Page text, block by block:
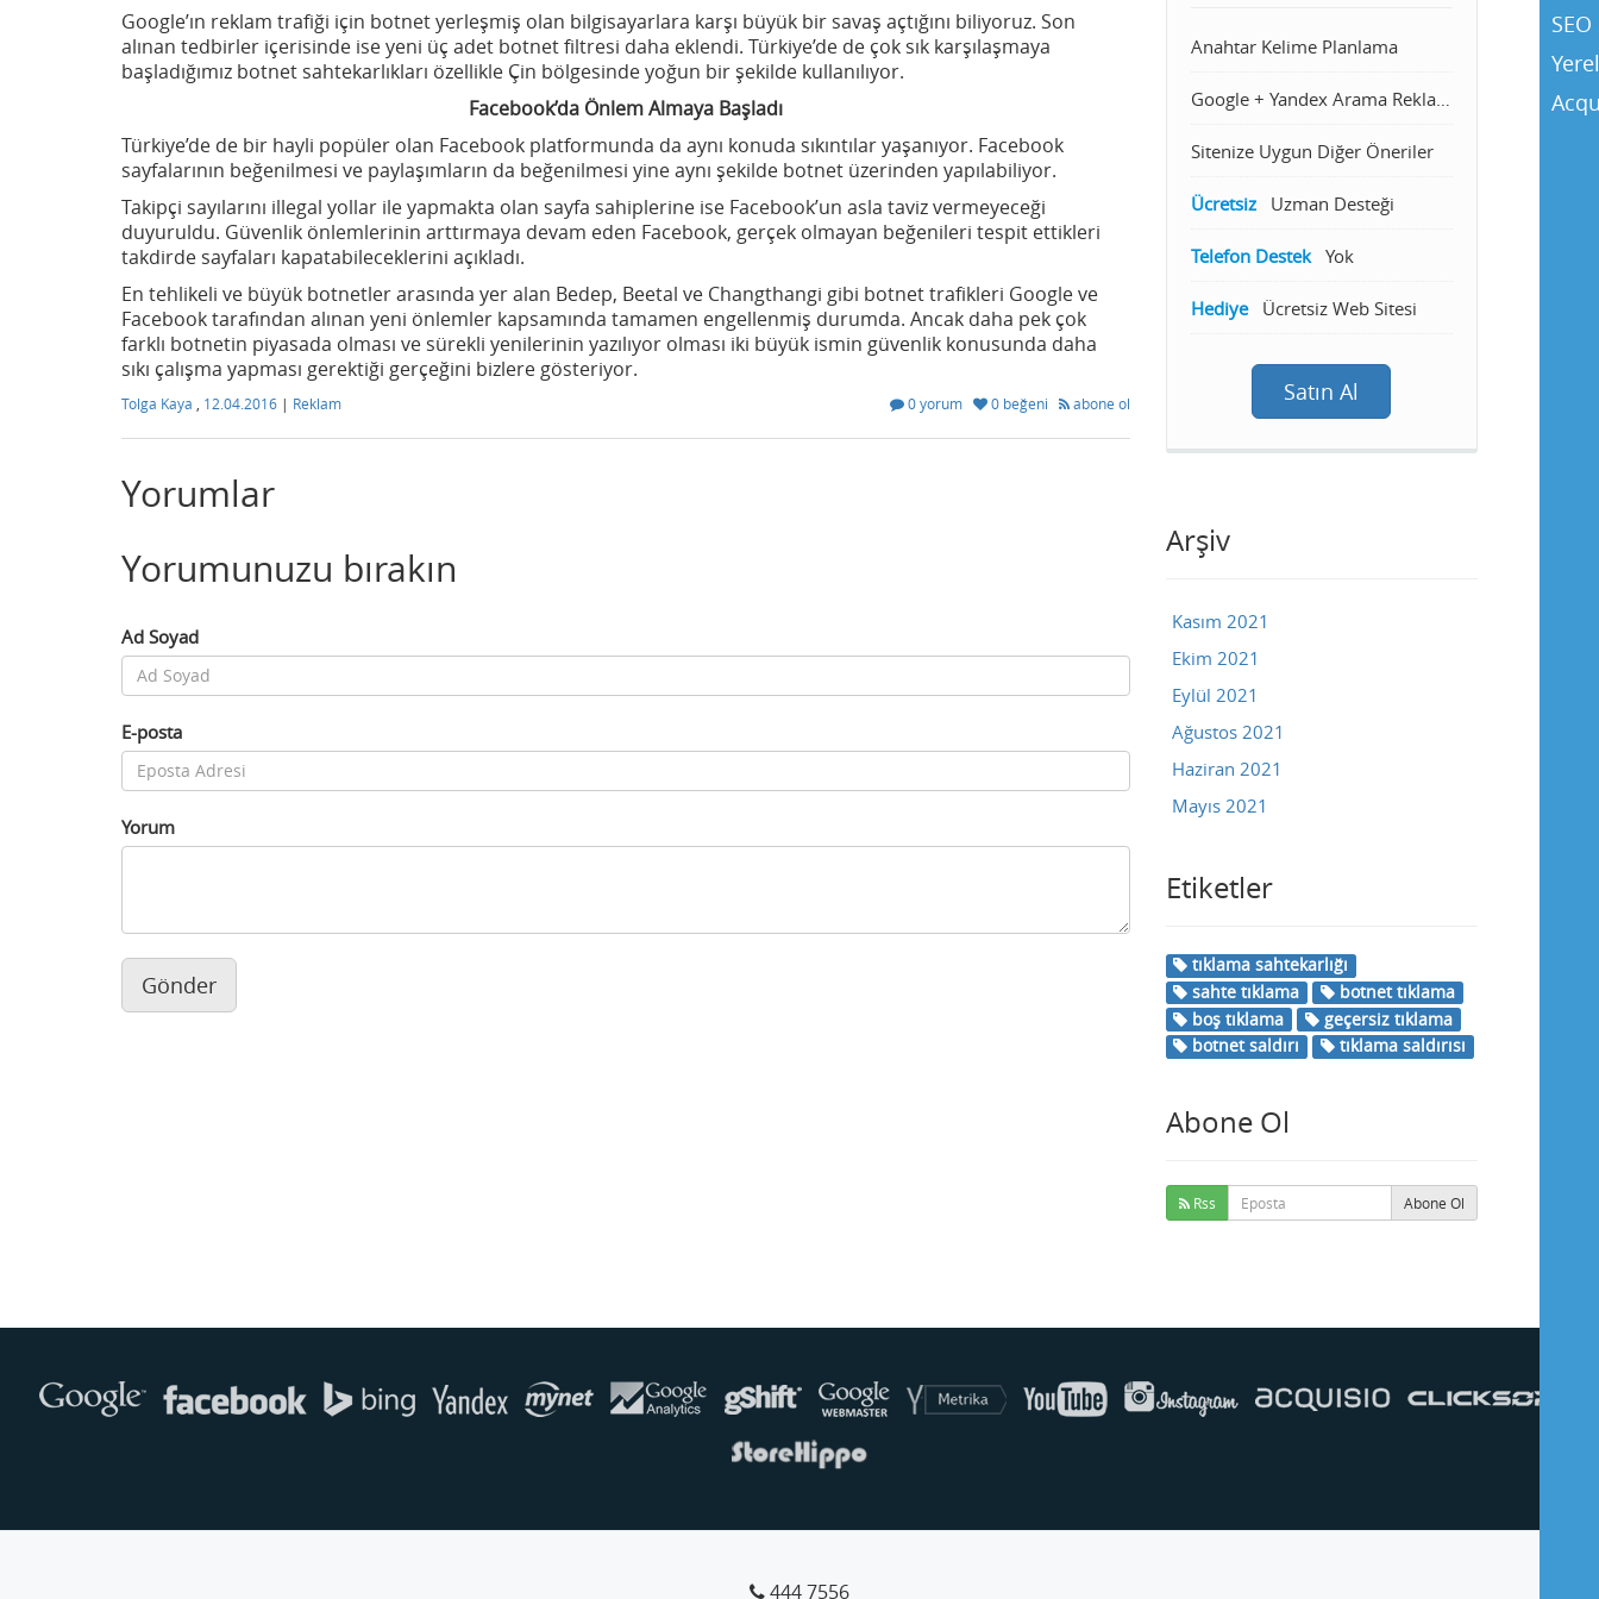
Google’ın reklam trafiği için botnet yerleşmiş olan bilgisayarlara karşı büyük bir savaş açtığını biliyoruz. Son
alınan tedbirler içerisinde ise yeni üç adet botnet filtresi daha eklendi. Türkiye’de de çok sık karşılaşmaya
başladığımız botnet sahtekarlıkları özellikle Çin bölgesinde yoğun bir şekilde kullanılıyor.
Facebook’da Önlem Almaya Başladı
Türkiye’de de bir hayli popüler olan Facebook platformunda da aynı konuda sıkıntılar yaşanıyor. Facebook
sayfalarının beğenilmesi ve paylaşımların da beğenilmesi yine aynı şekilde botnet üzerinden yapılabiliyor.
Takipçi sayılarını illegal yollar ile yapmakta olan sayfa sahiplerine ise Facebook’un asla taviz vermeyeceği
duyuruldu. Güvenlik önlemlerinin arttırmaya devam eden Facebook, gerçek olmayan beğenileri tespit ettikleri
takdirde sayfaları kapatabileceklerini açıkladı.
En tehlikeli ve büyük botnetler arasında yer alan Bedep, Beetal ve Changthangi gibi botnet trafikleri Google ve
Facebook tarafından alınan yeni önlemler kapsamında tamamen engellenmiş durumda. Ancak daha pek çok
farklı botnetin piyasada olması ve sürekli yenilerinin yazılıyor olması iki büyük ismin güvenlik konusunda daha
sıkı çalışma yapması gerektiği gerçeğini bizlere gösteriyor.
Tolga Kaya 12.04.2016 | Reklam 0 yorum 0 beğeni abone ol
Yorumlar
Yorumunuzu bırakın
Ad Soyad
E-posta
Yorum
Gönder
Anahtar Kelime Planlama
Google + Yandex Arama Reklamcılığı
Sitenize Uygun Diğer Öneriler
Ücretsiz Uzman Desteği
Telefon Destek Yok
Hediye Ücretsiz Web Sitesi
Satın Al
Arşiv
Kasım 2021
Ekim 2021
Eylül 2021
Ağustos 2021
Haziran 2021
Mayıs 2021
Etiketler
tıklama sahtekarlığı
sahte tıklama
botnet tıklama
boş tıklama
geçersiz tıklama
botnet saldırı
tıklama saldırısı
Abone Ol
Rss Abone Ol
444 7556
Buse